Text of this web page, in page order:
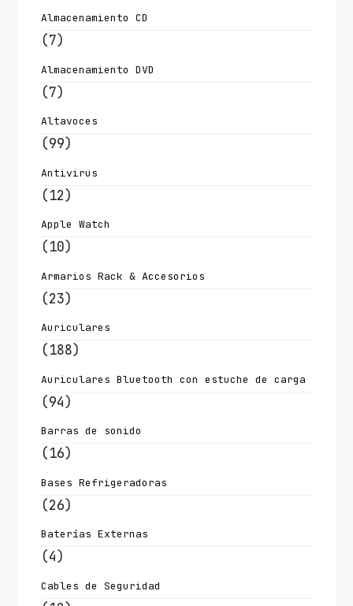
Almacenamiento CD
(7)
Almacenamiento DVD
(7)
Altavoces
(99)
Antivirus
(12)
Apple Watch
(10)
Armarios Rack & Accesorios
(23)
Auriculares
(188)
Auriculares Bluetooth con estuche de carga
(94)
Barras de sonido
(16)
Bases Refrigeradoras
(26)
Baterías Externas
(4)
Cables de Seguridad